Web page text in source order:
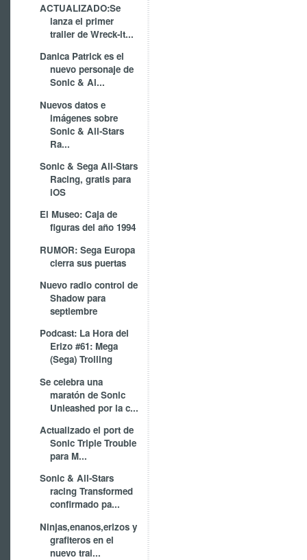
ACTUALIZADO:Se
lanza el primer
trailer de Wreck-it...
Danica Patrick es el
nuevo personaje de
Sonic & Al...
Nuevos datos e
imágenes sobre
Sonic & All-Stars
Ra...
Sonic & Sega All-Stars
Racing, gratis para
iOS
El Museo: Caja de
figuras del año 1994
RUMOR: Sega Europa
cierra sus puertas
Nuevo radio control de
Shadow para
septiembre
Podcast: La Hora del
Erizo #61: Mega
(Sega) Trolling
Se celebra una
maratón de Sonic
Unleashed por la c...
Actualizado el port de
Sonic Triple Trouble
para M...
Sonic & All-Stars
racing Transformed
confirmado pa...
Ninjas,enanos,erizos y
grafiteros en el
nuevo trai...